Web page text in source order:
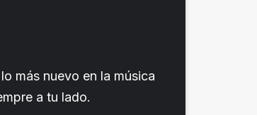
más nuevo en la música
a tu lado.